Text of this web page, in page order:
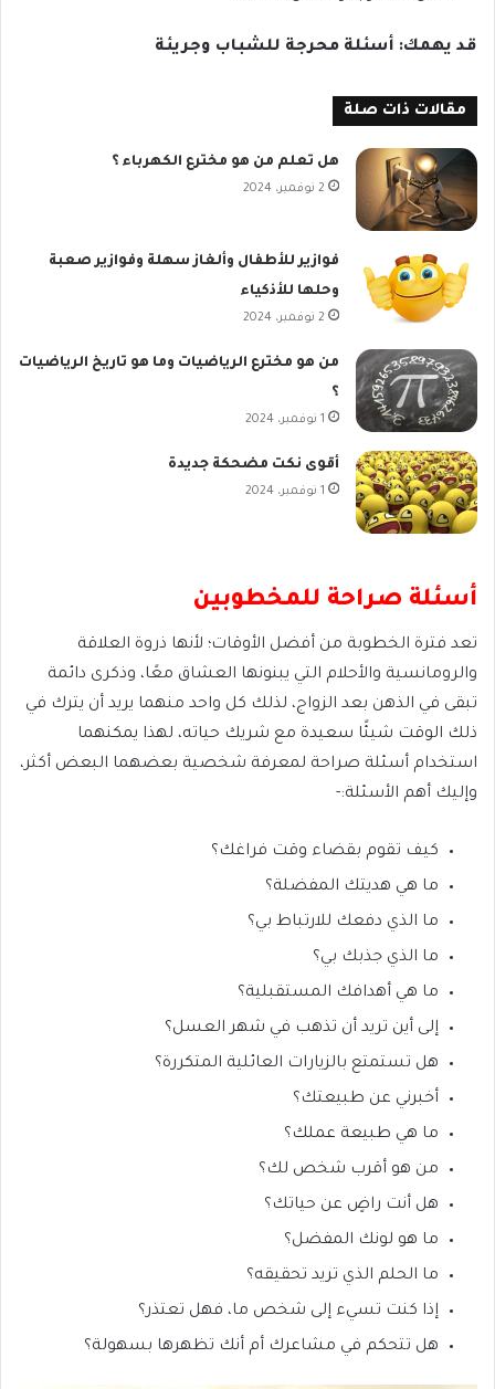
قد يهمك: أسئلة محرجة للشباب وجريئة
مقالات ذات صلة
هل تعلم من هو مخترع الكهرباء ؟
2 نوفمبر، 2024
فوازير للأطفال وألغاز سهلة وفوازير صعبة
وحلها للأذكياء
2 نوفمبر، 2024
من هو مخترع الرياضيات وما هو تاريخ الرياضيات
؟
1 نوفمبر، 2024
أقوى نكت مضحكة جديدة
1 نوفمبر، 2024
أسئلة صراحة للمخطوبين
تعد فترة الخطوبة من أفضل الأوقات؛ لأنها ذروة العلاقة
والرومانسية والأحلام التي يبنونها العشاق معًا، وذكرى دائمة
تبقى في الذهن بعد الزواج، لذلك كل واحد منهما يريد أن يترك في
ذلك الوقت شيئًا سعيدة مع شريك حياته، لهذا يمكنهما
استخدام أسئلة صراحة لمعرفة شخصية بعضهما البعض أكثر،
وإليك أهم الأسئلة:-
كيف تقوم بقضاء وقت فراغك؟
ما هي هديتك المفضلة؟
ما الذي دفعك للارتباط بي؟
ما الذي جذبك بي؟
ما هي أهدافك المستقبلية؟
إلى أين تريد أن تذهب في شهر العسل؟
هل تستمتع بالزيارات العائلية المتكررة؟
أخبرني عن طبيعتك؟
ما هي طبيعة عملك؟
من هو أقرب شخص لك؟
هل أنت راضٍ عن حياتك؟
ما هو لونك المفضل؟
ما الحلم الذي تريد تحقيقه؟
إذا كنت تسيء إلى شخص ما، فهل تعتذر؟
هل تتحكم في مشاعرك أم أنك تظهرها بسهولة؟